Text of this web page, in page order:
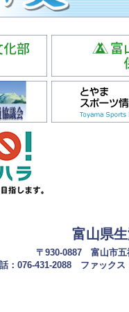
富山県
〒930-0887 富山市五
：076-431-2088 ファック